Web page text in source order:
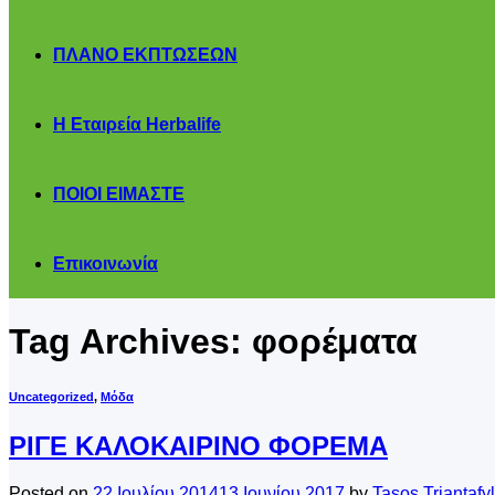
ΠΛΑΝΟ ΕΚΠΤΩΣΕΩΝ
Η Εταιρεία Herbalife
ΠΟΙΟΙ ΕΙΜΑΣΤΕ
Επικοινωνία
Tag Archives: φορέματα
Uncategorized, Μόδα
ΡΙΓΕ ΚΑΛΟΚΑΙΡΙΝΟ ΦΟΡΕΜΑ